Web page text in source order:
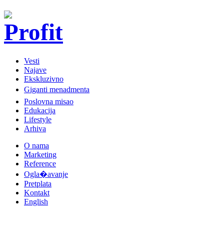
Vesti
Najave
Ekskluzivno
Giganti menadmenta
Poslovna misao
Edukacija
Lifestyle
Arhiva
O nama
Marketing
Reference
Ogla�avanje
Pretplata
Kontakt
English